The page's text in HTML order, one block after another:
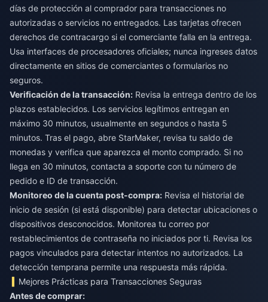
días de protección al comprador para transacciones no
autorizadas o servicios no entregados. Las tarjetas ofrecen
derechos de contracargo si el comerciante falla en la entrega.
Usa interfaces de procesadores oficiales; nunca ingreses datos
directamente en sitios de comerciantes o formularios no
seguros.
Verificación de la transacción: Revisa la entrega dentro de los
plazos establecidos. Los servicios legítimos entregan en
máximo 30 minutos, usualmente en segundos o hasta 5
minutos. Tras el pago, abre StarMaker, revisa tu saldo de
monedas y verifica que aparezca el monto comprado. Si no
llega en 30 minutos, contacta a soporte con tu número de
pedido e ID de transacción.
Monitoreo de la cuenta post-compra: Revisa el historial de
inicio de sesión (si está disponible) para detectar ubicaciones o
dispositivos desconocidos. Monitorea tu correo por
restablecimientos de contraseña no iniciados por ti. Revisa los
pagos vinculados para detectar intentos no autorizados. La
detección temprana permite una respuesta más rápida.
Mejores Prácticas para Transacciones Seguras
Antes de comprar: